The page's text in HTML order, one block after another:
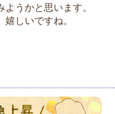
うかと思います。
しいですね。